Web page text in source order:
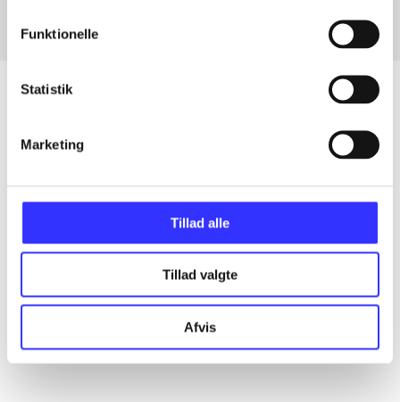
Funktionelle
Statistik
Marketing
Tillad alle
Tillad valgte
Afvis
Artikler